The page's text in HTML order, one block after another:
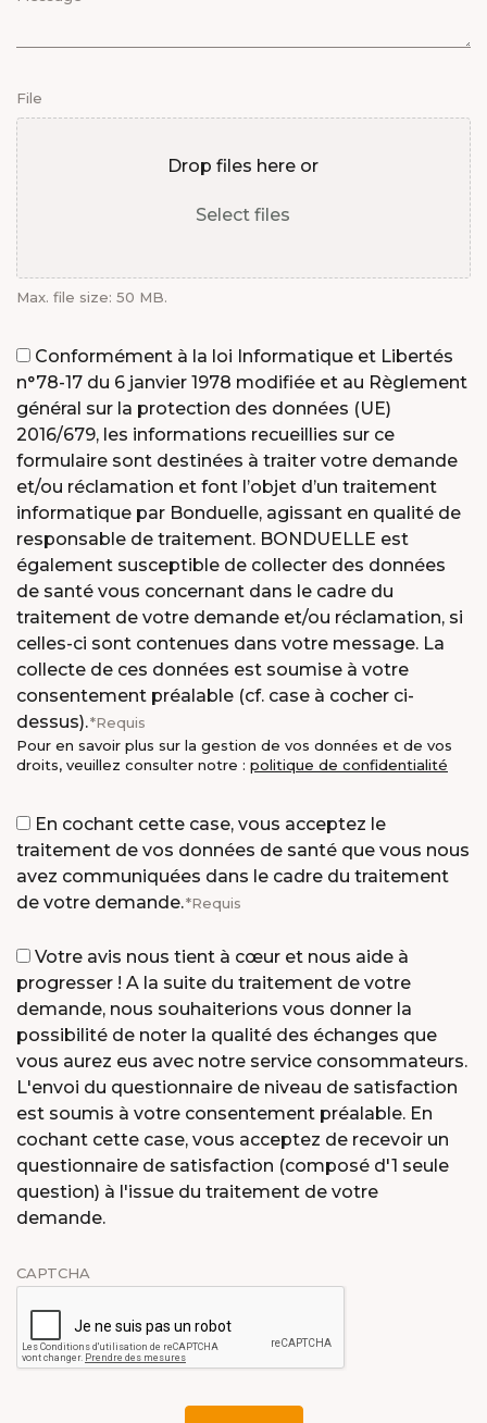
File
Drop files here or
Select files
Max. file size: 50 MB.
Consent
Conformément à la loi Informatique et Libertés
n°78-17 du 6 janvier 1978 modifiée et au Règlement
général sur la protection des données (UE)
2016/679, les informations recueillies sur ce
formulaire sont destinées à traiter votre demande
et/ou réclamation et font l’objet d’un traitement
informatique par Bonduelle, agissant en qualité de
responsable de traitement. BONDUELLE est
également susceptible de collecter des données
de santé vous concernant dans le cadre du
traitement de votre demande et/ou réclamation, si
celles-ci sont contenues dans votre message. La
collecte de ces données est soumise à votre
consentement préalable (cf. case à cocher ci-
dessus). Requis
Pour en savoir plus sur la gestion de vos données et de vos
droits, veuillez consulter notre : politique de confidentialité
Consent
En cochant cette case, vous acceptez le
traitement de vos données de santé que vous nous
avez communiquées dans le cadre du traitement
de votre demande. Requis
Consent
Votre avis nous tient à cœur et nous aide à
progresser ! A la suite du traitement de votre
demande, nous souhaiterions vous donner la
possibilité de noter la qualité des échanges que
vous aurez eus avec notre service consommateurs.
L'envoi du questionnaire de niveau de satisfaction
est soumis à votre consentement préalable. En
cochant cette case, vous acceptez de recevoir un
questionnaire de satisfaction (composé d'1 seule
question) à l'issue du traitement de votre
demande.
CAPTCHA